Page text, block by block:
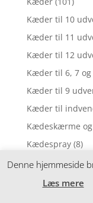
Kæder til 10
Kæder til 11
Kæder til 12
Kæder til 6, 7
Kæder til 9
Kæder til
Kædeskærme
Kædespray (8)
Kædespray /
Kædespray & olie
Denne hjemmeside
Læs mere